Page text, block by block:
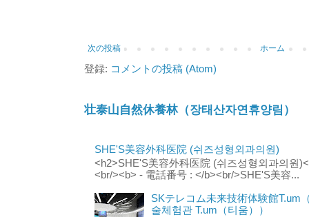
次の投稿 ホーム
登録: コメントの投稿 (Atom)
壮泰山自然休養林（장태산자연휴양림）
SHE'S美容外科医院 (쉬즈성형외과의원)
<h2>SHE'S美容外科医院 (쉬즈성형외과의원
<br/><b> - 電話番号 : </b><br/>SHE'S美容...
SKテレコム未来技術体験館T.um
술체험관 T.um（티움））